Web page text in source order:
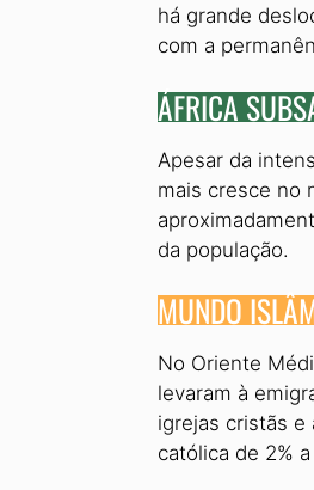
há grande
com a
ÁFRICA
Apesar da
mais cresce no
da população.
MUNDO
No Oriente
levaram à
igrejas cristãs e
católica de 2% a